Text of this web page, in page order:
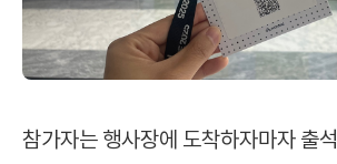
참가자는 행사장에 도착하자마자 출